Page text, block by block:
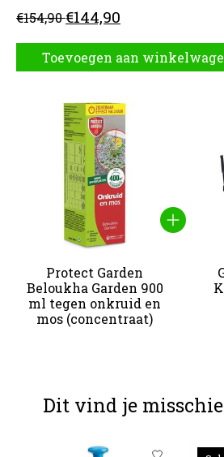
€154,90€144,90
Toevoegen aan
Carrousel van gebundelde
Protect Garden
Beloukha Garden 900
ml tegen onkruid en
mos (concentraat)
Dit vind je
Items van productcarrousel